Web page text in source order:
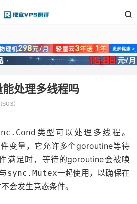

处理多线程吗
类型可以处理多线程。
变量，它允许多个goroutine等待
满足时，等待的goroutine会被唤
sync.Mutex一起使用，以确保在
会发生竞态条件。